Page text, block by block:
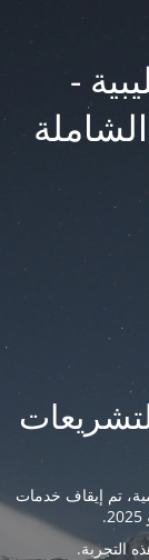
-
تم إيقاف خدمات
التجربة.